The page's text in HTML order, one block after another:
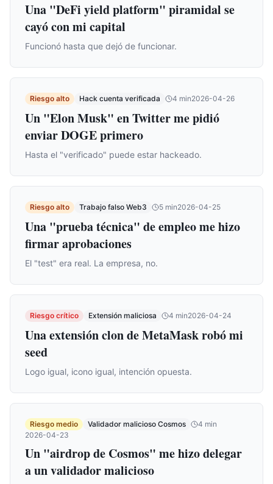
Una "DeFi yield platform" piramidal se
cayó con mi capital
Funcionó hasta que dejó de funcionar.
Riesgo alto Hack cuenta verificada 4 min2026-04-26
Un "Elon Musk" en Twitter me pidió
enviar DOGE primero
Hasta el "verificado" puede estar hackeado.
Riesgo alto Trabajo falso Web3 5 min2026-04-25
Una "prueba técnica" de empleo me hizo
firmar aprobaciones
El "test" era real. La empresa, no.
Riesgo crítico Extensión maliciosa 4 min2026-04-24
Una extensión clon de MetaMask robó mi
seed
Logo igual, icono igual, intención opuesta.
Riesgo medio Validador malicioso Cosmos 4 min
2026-04-23
Un "airdrop de Cosmos" me hizo delegar
a un validador malicioso